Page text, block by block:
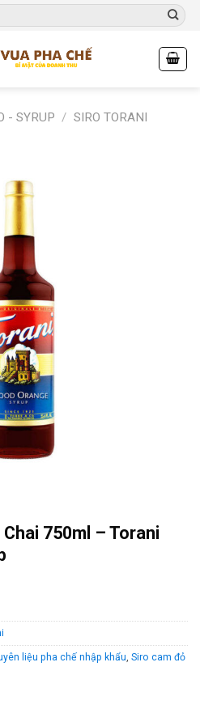
- SYRUP / SIRO TORANI
750ml – Torani
liệu pha chế nhập khẩu, Siro cam đỏ